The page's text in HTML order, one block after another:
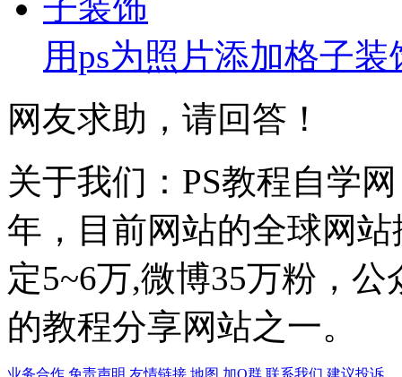
用ps为照片添加格子装
网友求助，请回答！
关于我们：PS教程自学
年，目前网站的全球网
定5~6万,微博35万粉，
的教程分享网站之一。
业务合作 免责声明 友情链接 地图 加Q群 联系我们 建议投诉